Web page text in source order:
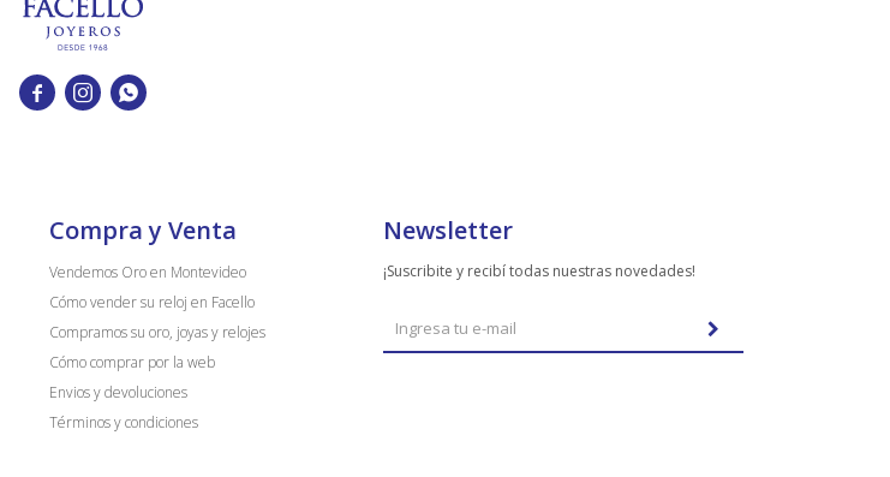
  
Compra y Venta
Vendemos Oro en Montevideo
Cómo vender su reloj en Facello
Compramos su oro, joyas y relojes
Cómo comprar por la web
Envios y devoluciones
Términos y condiciones
Newsletter
¡Suscribite y recibí todas nuestras novedades!